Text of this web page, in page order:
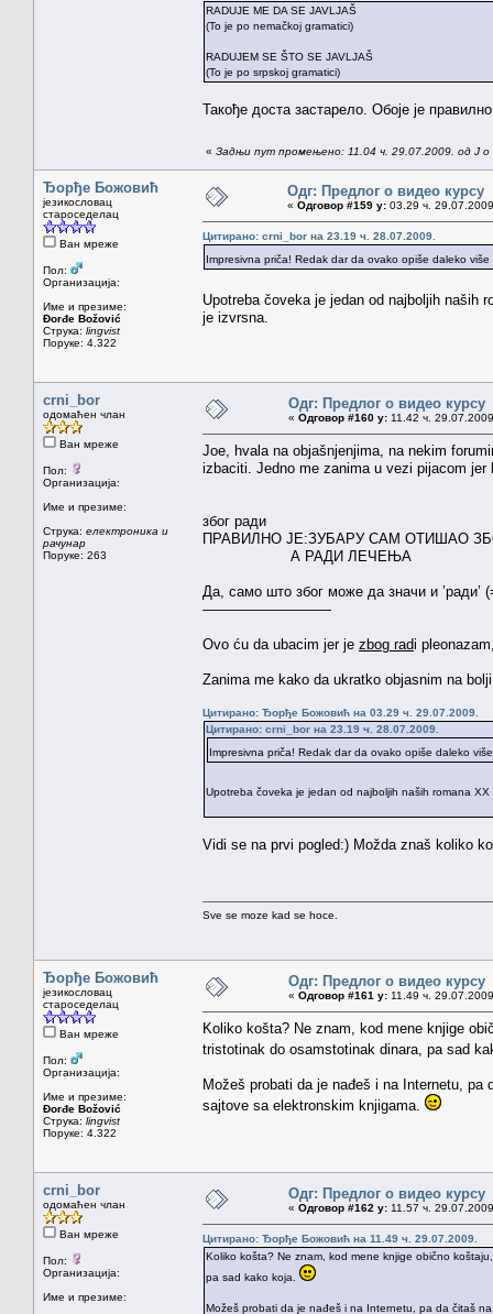
RADUJE ME DA SE JAVLJAŠ
(To je po nemačkoj gramatici)
RADUJEM SE ŠTO SE JAVLJAŠ
(To je po srpskoj gramatici)
Такође доста застарело. Обоје је
« Задњи пут промењено: 11.04 ч. 29.07.2009. од J o
Ђорђе Божовић
језикословац
староседелац
Ван мреже
Пол:
Организација:
Име и презиме:
Đorđe Božović
Струка: lingvist
Поруке: 4.322
Одг: Предлог о видео курсу
« Одговор #159 у: 03.29 ч.
Цитирано: crni_bor на 23.19 ч. 28.07.2009.
Impresivna priča! Redak dar da ovako opiše daleko
Upotreba čoveka je jedan od najboljih naših
je izvrsna.
crni_bor
одомаћен члан
Ван мреже
Пол:
Организација:
Име и презиме:
Струка: електроника и
рачунар
Поруке: 263
Одг: Предлог о видео курсу
« Одговор #160 у: 11.42 ч.
Joe, hvala na objašnjenjima, na nekim
izbaciti. Jedno me zanima u vezi pijacom jer
због ради
ПРАВИЛНО ЈЕ:ЗУБАРУ САМ ОТИШАО
А РАДИ ЛЕЧЕЊА
Да, само што због може да значи и ’ради’
—————————
Ovo ću da ubacim jer je zbog radi
Zanima me kako da ukratko objasnim na
Цитирано: Ђорђе Божовић на 03.29 ч. 29.07.2009.
Цитирано: crni_bor на 23.19 ч. 28.07.2009.
Impresivna priča! Redak dar da ovako opiše daleko
Upotreba čoveka je jedan od najboljih naših romana
Vidi se na prvi pogled:) Možda znaš koliko
Sve se moze kad se hoce.
Ђорђе Божовић
језикословац
староседелац
Ван мреже
Пол:
Организација:
Име и презиме:
Đorđe Božović
Струка: lingvist
Поруке: 4.322
Одг: Предлог о видео курсу
« Одговор #161 у: 11.49 ч.
Koliko košta? Ne znam, kod mene knjige
tristotinak do osamstotinak dinara, pa sad
Možeš probati da je nađeš i na Internetu,
sajtove sa elektronskim knjigama.
crni_bor
одомаћен члан
Ван мреже
Пол:
Организација:
Име и презиме:
Одг: Предлог о видео курсу
« Одговор #162 у: 11.57 ч.
Цитирано: Ђорђе Божовић на 11.49 ч. 29.07.2009.
Koliko košta? Ne znam, kod mene knjige obično
pa sad kako koja.
Možeš probati da je nađeš i na Internetu, pa da čitaš